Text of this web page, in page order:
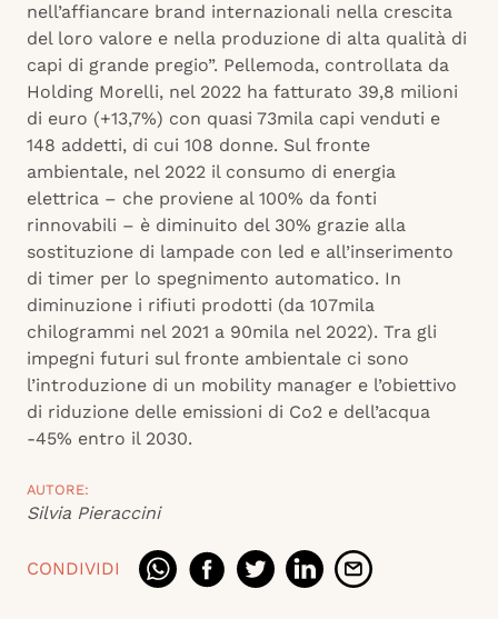
nell’affiancare brand internazionali nella crescita
del loro valore e nella produzione di alta qualità di
capi di grande pregio”. Pellemoda, controllata da
Holding Morelli, nel 2022 ha fatturato 39,8 milioni
di euro (+13,7%) con quasi 73mila capi venduti e
148 addetti, di cui 108 donne. Sul fronte
ambientale, nel 2022 il consumo di energia
elettrica – che proviene al 100% da fonti
rinnovabili – è diminuito del 30% grazie alla
sostituzione di lampade con led e all’inserimento
di timer per lo spegnimento automatico. In
diminuzione i rifiuti prodotti (da 107mila
chilogrammi nel 2021 a 90mila nel 2022). Tra gli
impegni futuri sul fronte ambientale ci sono
l’introduzione di un mobility manager e l’obiettivo
di riduzione delle emissioni di Co2 e dell’acqua
-45% entro il 2030.
AUTORE:
Silvia Pieraccini
CONDIVIDI